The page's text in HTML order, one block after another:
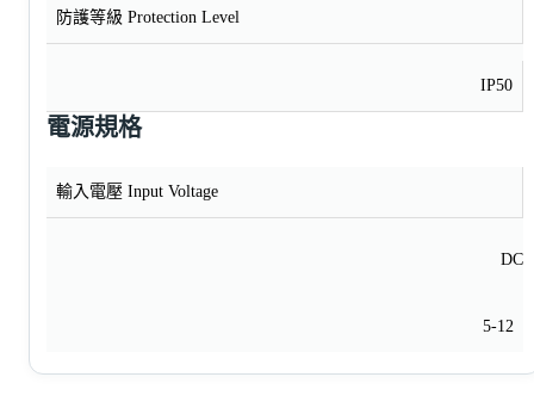
防護等級 Protection Level
IP50
電源規格
輸入電壓 Input Voltage
DC
5-12